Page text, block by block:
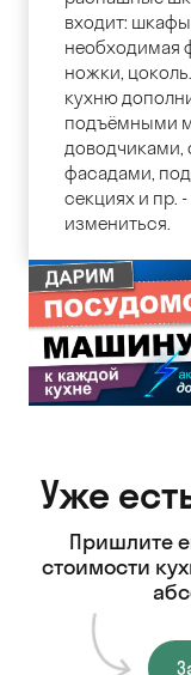
входит:
необходимая
ножки,
кухню
подъёмными
доводчиками,
фасадами,
секциях и пр.
измениться.
Уже
Пришлите
стоимости